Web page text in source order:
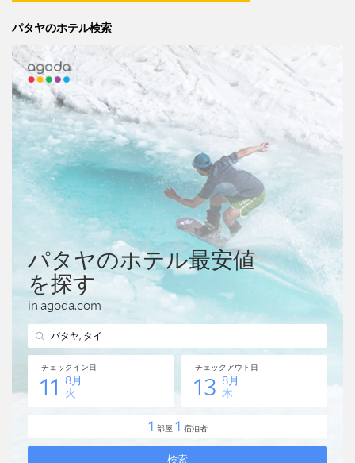
パタヤのホテル検索